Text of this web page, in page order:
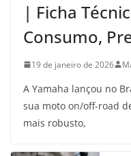
| Ficha
Consumo,
19 de janeiro de 2026
A Yamaha lançou no
sua moto on/off-road
mais robusto,